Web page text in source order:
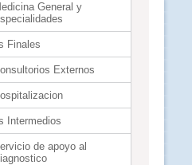
General y
Finales
Externos
Intermedios
de apoyo al